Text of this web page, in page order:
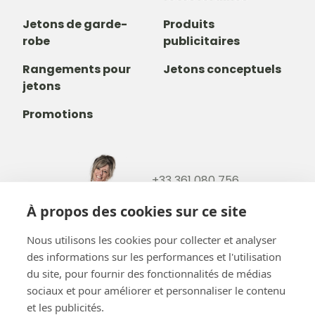
À propos des cookies sur ce site
Nous utilisons les cookies pour collecter et analyser
des informations sur les performances et l'utilisation
du site, pour fournir des fonctionnalités de médias
sociaux et pour améliorer et personnaliser le contenu
et les publicités.
Jetons de garde-
robe
Produits
publicitaires
Rangements pour
jetons
Jetons conceptuels
Promotions
+33 361 080 756
info@b-token.eu
Facebook
Instagram
YouTube
LinkedIn